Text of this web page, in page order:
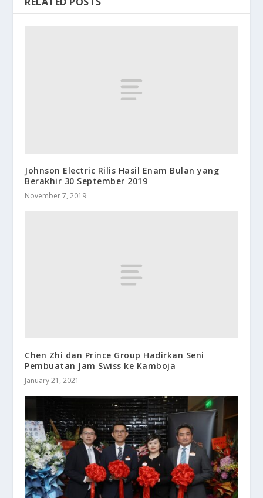
Johnson Electric Rilis Hasil Enam Bulan yang
Berakhir 30 September 2019
November 7, 2019
Chen Zhi dan Prince Group Hadirkan Seni
Pembuatan Jam Swiss ke Kamboja
January 21, 2021